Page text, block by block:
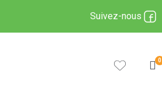
Suivez-nous